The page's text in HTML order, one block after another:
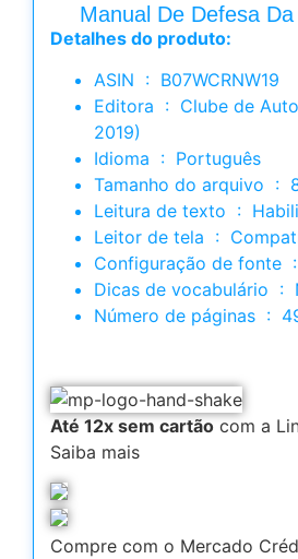
Manual De Defesa
Detalhes do produto:
ASIN ‏ : ‎ B07WCRNW19
Editora ‏ : ‎ Clube de Autores (5 maio
2019)
Idioma ‏ : ‎ Português
Leitura de texto
Leitor de tela ‏ :
Até 12x sem cartão com a
Saiba mais
Compre com o Mercado